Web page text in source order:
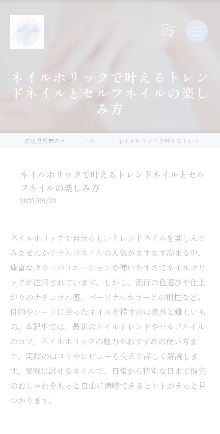
ネイルホリックで叶えるトレン
ドネイルとセルフネイルの楽し
み方
広島県呉市のネイルならLurina.Nail Column ネイルホリックで叶えるトレンドネイルとセルフネイルの楽しみ方
ネイルホリックで叶えるトレンドネイルとセル
フネイルの楽しみ方
2025/09/23
ネイルホリックで自分らしいトレンドネイルを楽しんで
みませんか？セルフネイルの人気がますます高まる中、
豊富なカラーバリエーションや使いやすさでネイルホリ
ックが注目されています。しかし、流行の色選びや仕上
がりのナチュラル感、パーソナルカラーとの相性など、
目的やシーンに合ったネイルを探すのは意外と難しいも
の。本記事では、最新のネイルトレンドやセルフネイル
のコツ、ネイルホリックの魅力やおすすめの使い方ま
で、実際の口コミやレビューも交えて詳しく解説しま
す。気軽に試せるネイルで、日常から特別な日まで指先
のおしゃれをもっと自由に満喫できるヒントがきっと見
つかります。